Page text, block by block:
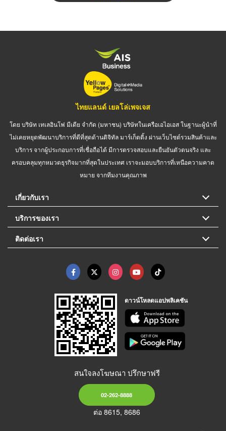
ไทยแลนด์ เยลโล่เพจเจส
โดย บริษัท เทเลอินโฟ มีเดีย จำกัด (มหาชน) บริษัทในเครือเอไอเอส ในฐานะผู้นำที่
ไม่เคยหยุดพัฒนาบริการที่ดีที่สุดด้านดิจิทัล มาร์เก็ตติ้ง ผ่านเว็บไซต์รวมสินค้าและ
บริการ จากผู้ประกอบการที่เชื่อถือได้ มีการตรวจสอบและยืนยันตัวตนจริง และ
ครอบคลุมทุกหมวดธุรกิจมากที่สุดในประเทศ เราจะมอบบริการที่เหนือความคาด
หมาย จากทีมงานคุณภาพ
เกี่ยวกับเรา
บริการของเรา
ติดต่อเรา
ดาวน์โหลดแอปพลิเคชัน
สนใจลงโฆษณา ปรึกษาฟรี
02-262-8888
ต่อ 8615, 8686